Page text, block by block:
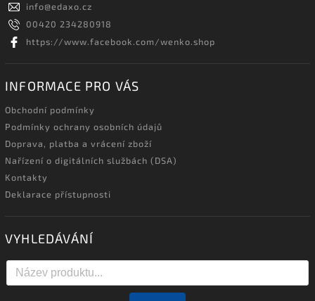
info@edaxo.cz
00420 234280918
https://www.facebook.com/wenko.shop
INFORMACE PRO VÁS
Obchodní podmínky
Podmínky ochrany osobních údajů
Doprava, platba a vrácení zboží
Nařízení o digitálních službách (DSA)
Kontakty
Deklarace přístupnosti
VYHLEDÁVÁNÍ